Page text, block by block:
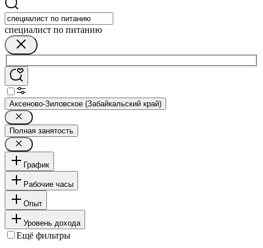
специалист по питанию
Аксеново-Зиловское (Забайкальский край)
Полная занятость
График
Рабочие часы
Опыт
Уровень дохода
Ещё фильтры